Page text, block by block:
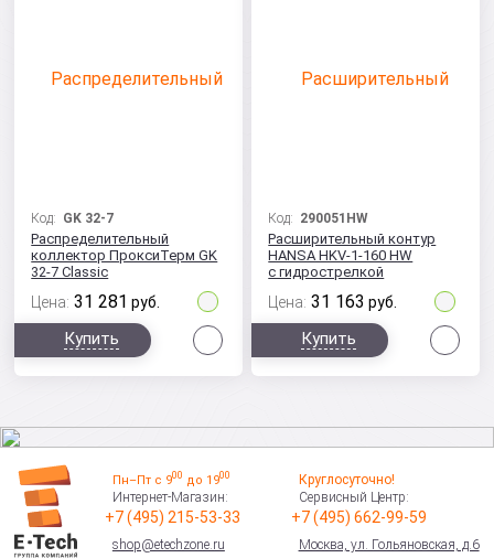
Код: GK 32-7
Распределительный
коллектор ПроксиТерм GK
32-7 Classic
Цена: 31 281 руб.
Купить
Код: 290051HW
Расширительный контур
HANSA HKV-1-160 HW
с гидрострелкой
Цена: 31 163 руб.
Купить
Пн–Пт с 900 до 1900
Интернет-Магазин:
+7 (495) 215-53-33
shop@etechzone.ru
Круглосуточно!
Сервисный Центр:
+7 (495) 662-99-59
Москва, ул. Гольяновская, д.6